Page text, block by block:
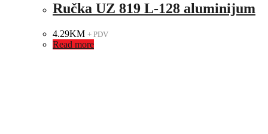
Ručka UZ 819 L-128 aluminijum
4.29KM + PDV
Read more